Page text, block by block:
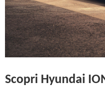
Scopri Hyundai